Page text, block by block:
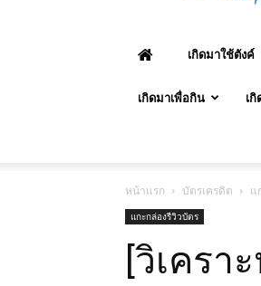
เกิดมาใช้ตังค์
เกิดมาเพื่อกิน เ
หน้าแรก บัตรเครดิต แ
แกะกล่องรีวิวบัตร
[วิเครา